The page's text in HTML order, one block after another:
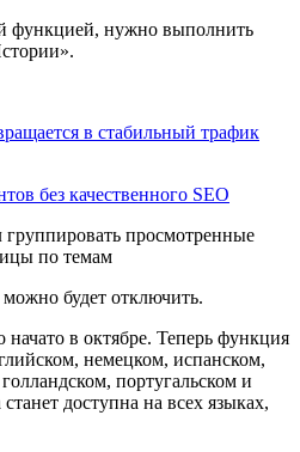
функцией, нужно выполнить
в стабильный трафик
без качественного SEO
будет отключить.
начато в октябре. Теперь функция
немецком, испанском,
португальском и
доступна на всех языках,